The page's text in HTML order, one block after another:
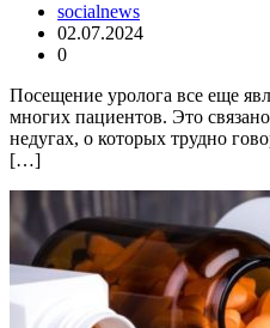
socialnews
02.07.2024
0
Посещение уролога все еще
многих пациентов. Это
недугах, о которых трудно
[…]